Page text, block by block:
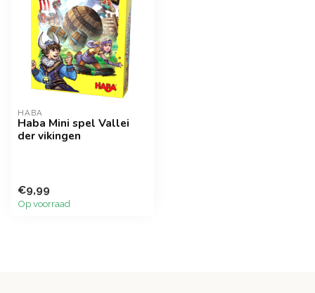
HABA
Haba Mini spel Vallei
der vikingen
€9,99
Op voorraad